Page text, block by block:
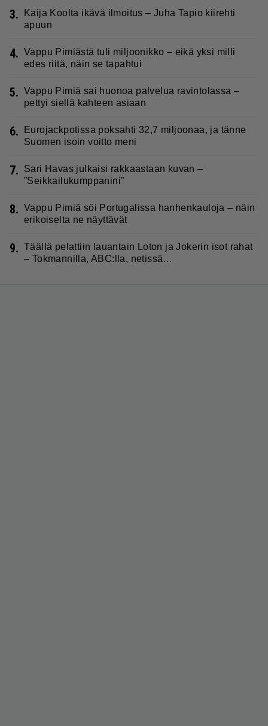
3.
Kaija Koolta ikävä ilmoitus – Juha Tapio kiirehti
apuun
4. Vappu Pimiästä tuli miljoonikko – eikä yksi milli
edes riitä, näin se tapahtui
5. Vappu Pimiä sai huonoa palvelua ravintolassa –
pettyi siellä kahteen asiaan
6.
Eurojackpotissa poksahti 32,7 miljoonaa, ja tänne
Suomen isoin voitto meni
7.
Sari Havas julkaisi rakkaastaan kuvan –
”Seikkailukumppanini”
8. Vappu Pimiä söi Portugalissa hanhenkauloja – näin
erikoiselta ne näyttävät
9. Täällä pelattiin lauantain Loton ja Jokerin isot rahat
– Tokmannilla, ABC:lla, netissä…